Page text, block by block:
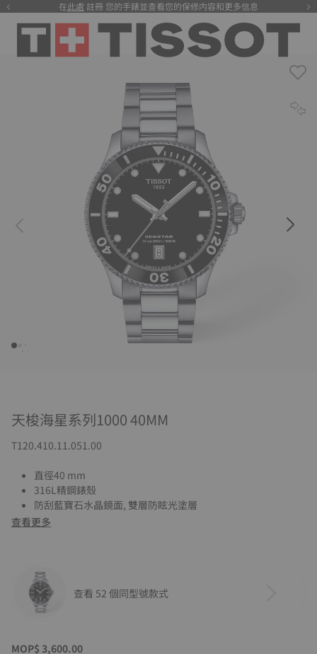
在此處 註冊 您的手錶並查看您的保修内容和更多信息
注册
天梭海星系列1000 40MM
T120.410.11.051.00
直徑40 mm
316L精鋼錶殼
防刮藍寶石水晶鏡面, 雙層防眩光塗層
查看更多
查看 52 個同型號款式
MOP$ 3,600.00